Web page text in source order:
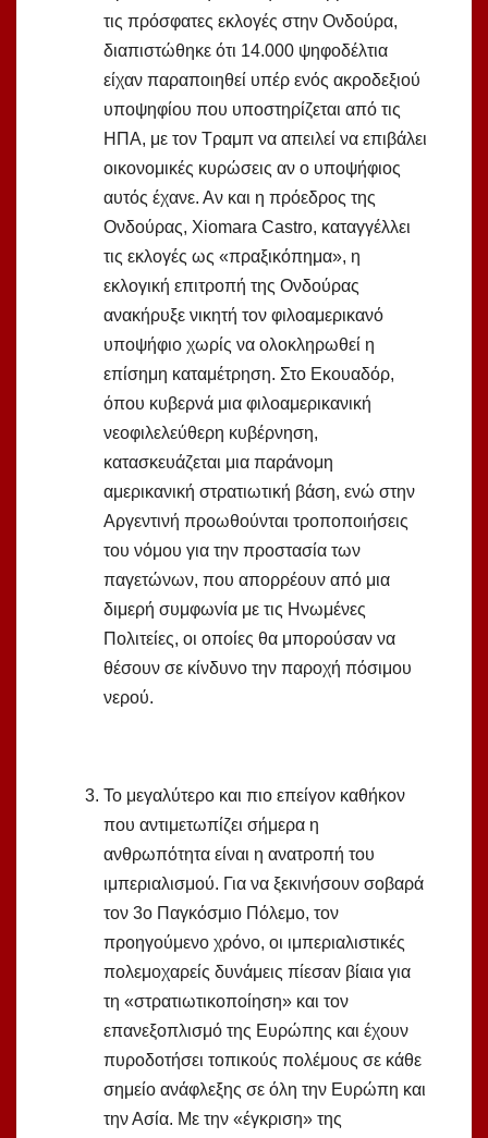
τις πρόσφατες εκλογές στην Ονδούρα,
διαπιστώθηκε ότι 14.000 ψηφοδέλτια
είχαν παραποιηθεί υπέρ ενός ακροδεξιού
υποψηφίου που υποστηρίζεται από τις
ΗΠΑ, με τον Τραμπ να απειλεί να επιβάλει
οικονομικές κυρώσεις αν ο υποψήφιος
αυτός έχανε. Αν και η πρόεδρος της
Ονδούρας, Xiomara Castro, καταγγέλλει
τις εκλογές ως «πραξικόπημα», η
εκλογική επιτροπή της Ονδούρας
ανακήρυξε νικητή τον φιλοαμερικανό
υποψήφιο χωρίς να ολοκληρωθεί η
επίσημη καταμέτρηση. Στο Εκουαδόρ,
όπου κυβερνά μια φιλοαμερικανική
νεοφιλελεύθερη κυβέρνηση,
κατασκευάζεται μια παράνομη
αμερικανική στρατιωτική βάση, ενώ στην
Αργεντινή προωθούνται τροποποιήσεις
του νόμου για την προστασία των
παγετώνων, που απορρέουν από μια
διμερή συμφωνία με τις Ηνωμένες
Πολιτείες, οι οποίες θα μπορούσαν να
θέσουν σε κίνδυνο την παροχή πόσιμου
νερού.
Το μεγαλύτερο και πιο επείγον καθήκον
που αντιμετωπίζει σήμερα η
ανθρωπότητα είναι η ανατροπή του
ιμπεριαλισμού. Για να ξεκινήσουν σοβαρά
τον 3ο Παγκόσμιο Πόλεμο, τον
προηγούμενο χρόνο, οι ιμπεριαλιστικές
πολεμοχαρείς δυνάμεις πίεσαν βίαια για
τη «στρατιωτικοποίηση» και τον
επανεξοπλισμό της Ευρώπης και έχουν
πυροδοτήσει τοπικούς πολέμους σε κάθε
σημείο ανάφλεξης σε όλη την Ευρώπη και
την Ασία. Με την «έγκριση» της